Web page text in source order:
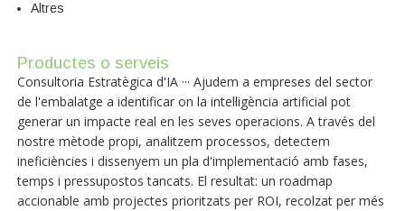
Altres
Productes o serveis
Consultoria Estratègica d'IA ··· Ajudem a empreses del sector
de l'embalatge a identificar on la intel·ligència artificial pot
generar un impacte real en les seves operacions. A través del
nostre mètode propi, analitzem processos, detectem
ineficiències i dissenyem un pla d'implementació amb fases,
temps i pressupostos tancats. El resultat: un roadmap
accionable amb projectes prioritzats per ROI, recolzat per més